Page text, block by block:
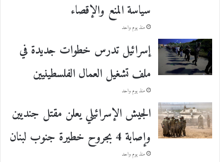
سياسة المنع والإقصاء
منذ يوم واحد
إسرائيل تدرس خطوات جديدة في
ملف تشغيل العمال الفلسطينيين
منذ يوم واحد
الجيش الإسرائيلي يعلن مقتل جنديين
وإصابة 4 بجروح خطيرة جنوب لبنان
منذ يوم واحد